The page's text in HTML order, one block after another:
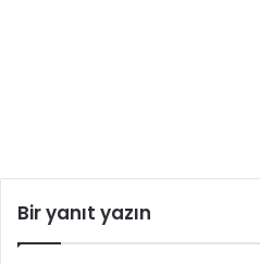
Bir yanıt yazın